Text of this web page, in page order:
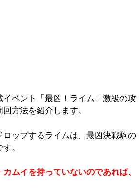
ベント「最凶！ライム」激級の攻
方法を紹介します。
ロップするライムは、最凶決戦駒の
。
ムイを持っていないのであれば、